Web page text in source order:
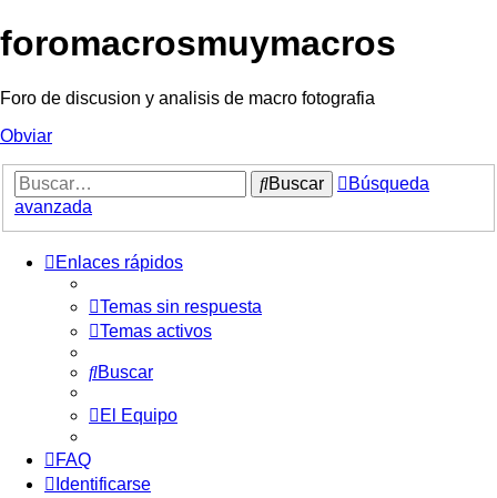
foromacrosmuymacros
Foro de discusion y analisis de macro fotografia
Obviar
Buscar
Búsqueda
avanzada
Enlaces rápidos
Temas sin respuesta
Temas activos
Buscar
El Equipo
FAQ
Identificarse